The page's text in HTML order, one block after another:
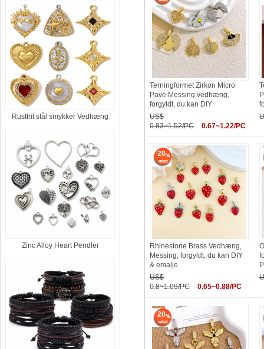
Rustfrit stål smykker Vedhæng
Zinc Alloy Heart Pendler
Terningformet Zirkon Micro
Pave Messing vedhæng,
forgyldt, du kan DIY
US$
0.83~1.52/PC
0.67~1.22/PC
20
Rhinestone Brass Vedhæng,
Messing, forgyldt, du kan DIY
& emalje
US$
0.8~1.09/PC
0.65~0.88/PC
20